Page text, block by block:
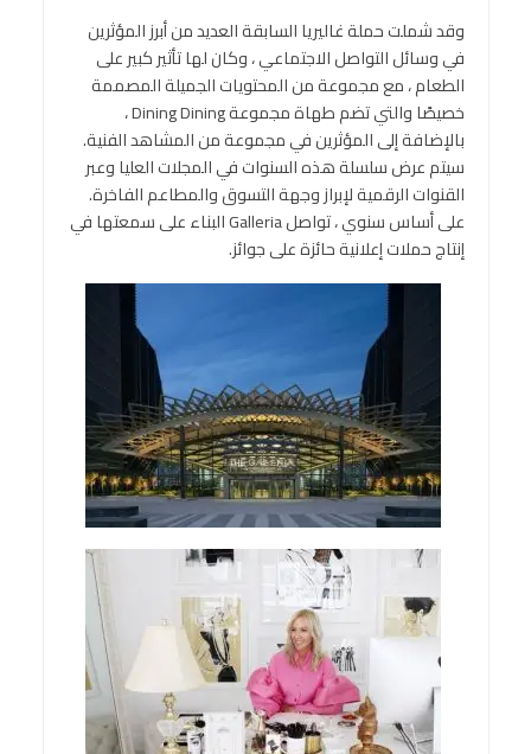
وقد شملت حملة غاليريا السابقة العديد من أبرز المؤثرين
في وسائل التواصل الاجتماعي ، وكان لها تأثير كبير على
الطعام ، مع مجموعة من المحتويات الجميلة المصممة
خصيصًا والتي تضم طهاة مجموعة Dining Dining ،
بالإضافة إلى المؤثرين في مجموعة من المشاهد الفنية.
سيتم عرض سلسلة هذه السنوات في المجلات العليا وعبر
القنوات الرقمية لإبراز وجهة التسوق والمطاعم الفاخرة.
على أساس سنوي ، تواصل Galleria البناء على سمعتها في
إنتاج حملات إعلانية حائزة على جوائز.